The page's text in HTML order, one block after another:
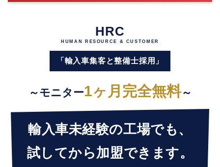
HRC
HUMAN RESOURCE & CUSTOMER
「輸入車集客と整備士採用」
～モニター1ヶ月完全無料～
輸入車未経験の工場でも、
試してから加盟できます。